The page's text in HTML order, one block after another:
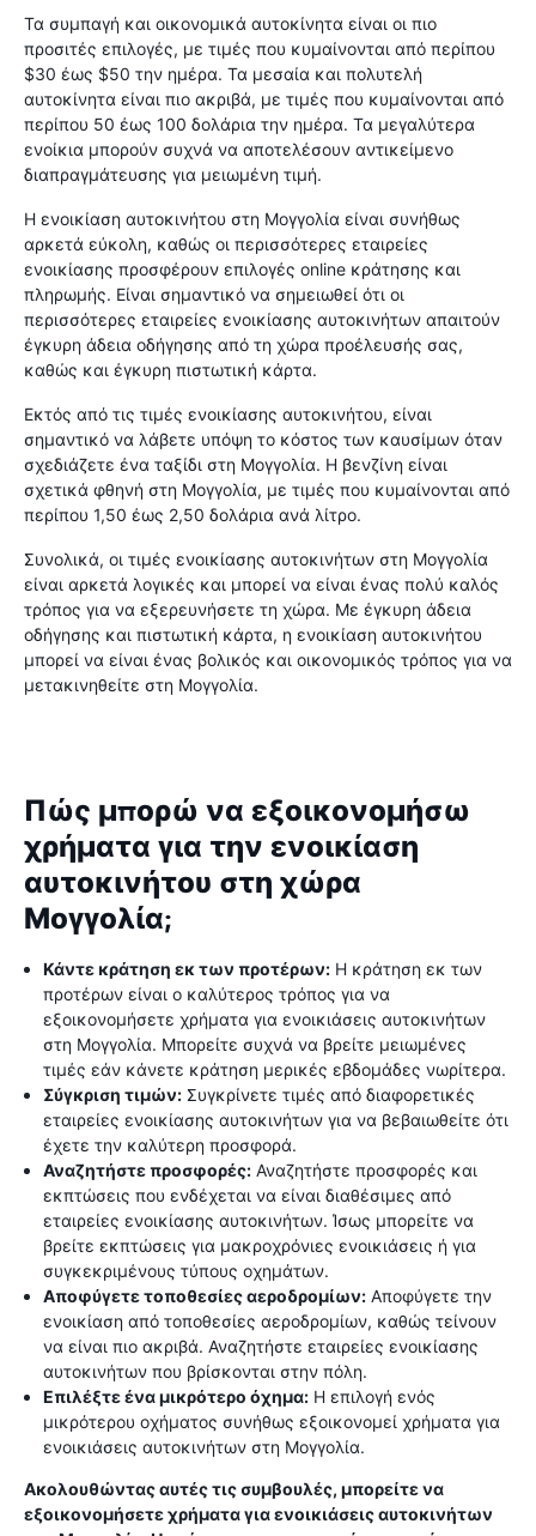
Τα συμπαγή και οικονομικά αυτοκίνητα είναι οι πιο
προσιτές επιλογές, με τιμές που κυμαίνονται από περίπου
$30 έως $50 την ημέρα. Τα μεσαία και πολυτελή
αυτοκίνητα είναι πιο ακριβά, με τιμές που κυμαίνονται από
περίπου 50 έως 100 δολάρια την ημέρα. Τα μεγαλύτερα
ενοίκια μπορούν συχνά να αποτελέσουν αντικείμενο
διαπραγμάτευσης για μειωμένη τιμή.
Η ενοικίαση αυτοκινήτου στη Μογγολία είναι συνήθως
αρκετά εύκολη, καθώς οι περισσότερες εταιρείες
ενοικίασης προσφέρουν επιλογές online κράτησης και
πληρωμής. Είναι σημαντικό να σημειωθεί ότι οι
περισσότερες εταιρείες ενοικίασης αυτοκινήτων απαιτούν
έγκυρη άδεια οδήγησης από τη χώρα προέλευσής σας,
καθώς και έγκυρη πιστωτική κάρτα.
Εκτός από τις τιμές ενοικίασης αυτοκινήτου, είναι
σημαντικό να λάβετε υπόψη το κόστος των καυσίμων όταν
σχεδιάζετε ένα ταξίδι στη Μογγολία. Η βενζίνη είναι
σχετικά φθηνή στη Μογγολία, με τιμές που κυμαίνονται από
περίπου 1,50 έως 2,50 δολάρια ανά λίτρο.
Συνολικά, οι τιμές ενοικίασης αυτοκινήτων στη Μογγολία
είναι αρκετά λογικές και μπορεί να είναι ένας πολύ καλός
τρόπος για να εξερευνήσετε τη χώρα. Με έγκυρη άδεια
οδήγησης και πιστωτική κάρτα, η ενοικίαση αυτοκινήτου
μπορεί να είναι ένας βολικός και οικονομικός τρόπος για να
μετακινηθείτε στη Μογγολία.
Πώς μπορώ να εξοικονομήσω
χρήματα για την ενοικίαση
αυτοκινήτου στη χώρα
Μογγολία;
Κάντε κράτηση εκ των προτέρων: Η κράτηση εκ των
προτέρων είναι ο καλύτερος τρόπος για να
εξοικονομήσετε χρήματα για ενοικιάσεις αυτοκινήτων
στη Μογγολία. Μπορείτε συχνά να βρείτε μειωμένες
τιμές εάν κάνετε κράτηση μερικές εβδομάδες νωρίτερα.
Σύγκριση τιμών: Συγκρίνετε τιμές από διαφορετικές
εταιρείες ενοικίασης αυτοκινήτων για να βεβαιωθείτε ότι
έχετε την καλύτερη προσφορά.
Αναζητήστε προσφορές: Αναζητήστε προσφορές και
εκπτώσεις που ενδέχεται να είναι διαθέσιμες από
εταιρείες ενοικίασης αυτοκινήτων. Ίσως μπορείτε να
βρείτε εκπτώσεις για μακροχρόνιες ενοικιάσεις ή για
συγκεκριμένους τύπους οχημάτων.
Αποφύγετε τοποθεσίες αεροδρομίων: Αποφύγετε την
ενοικίαση από τοποθεσίες αεροδρομίων, καθώς τείνουν
να είναι πιο ακριβά. Αναζητήστε εταιρείες ενοικίασης
αυτοκινήτων που βρίσκονται στην πόλη.
Επιλέξτε ένα μικρότερο όχημα: Η επιλογή ενός
μικρότερου οχήματος συνήθως εξοικονομεί χρήματα για
ενοικιάσεις αυτοκινήτων στη Μογγολία.
Ακολουθώντας αυτές τις συμβουλές, μπορείτε να
εξοικονομήσετε χρήματα για ενοικιάσεις αυτοκινήτων